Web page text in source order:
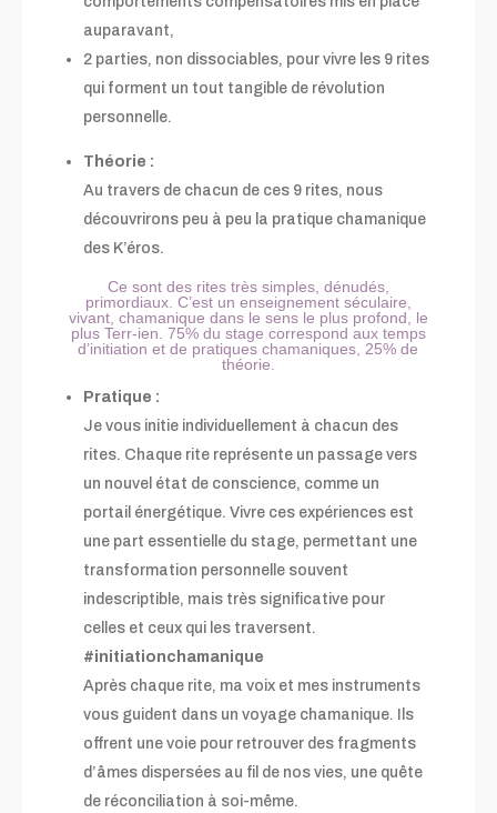
auparavant,
2 parties, non dissociables, pour vivre les 9 rites
qui forment un tout tangible de révolution
personnelle.
Théorie :
Au travers de chacun de ces 9 rites, nous
découvrirons peu à peu la pratique chamanique
des K’éros.
Ce sont des rites très simples, dénudés,
primordiaux. C’est un enseignement séculaire,
vivant, chamanique dans le sens le plus profond, le
plus Terr-ien. 75% du stage correspond aux temps
d’initiation et de pratiques chamaniques, 25% de
théorie.
Pratique :
Je vous initie individuellement à chacun des
rites. Chaque rite représente un passage vers
un nouvel état de conscience, comme un
portail énergétique. Vivre ces expériences est
une part essentielle du stage, permettant une
transformation personnelle souvent
indescriptible, mais très significative pour
celles et ceux qui les traversent.
#initiationchamanique
Après chaque rite, ma voix et mes instruments
vous guident dans un voyage chamanique. Ils
offrent une voie pour retrouver des fragments
d’âmes dispersées au fil de nos vies, une quête
de réconciliation à soi-même.